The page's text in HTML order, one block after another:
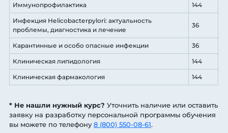
Иммунопрофилактика 144
Инфекция Неliсоbасtеrруlоri: актуальность
проблемы, диагностика и лечение
36
Карантинные и особо опасные инфекции 36
Клиническая липидология 144
Клиническая фармакология 144
* Не нашли нужный курс? Уточнить наличие или оставить
заявку на разработку персональной программы обучения
вы можете по телефону8 (800) 550-08-61.